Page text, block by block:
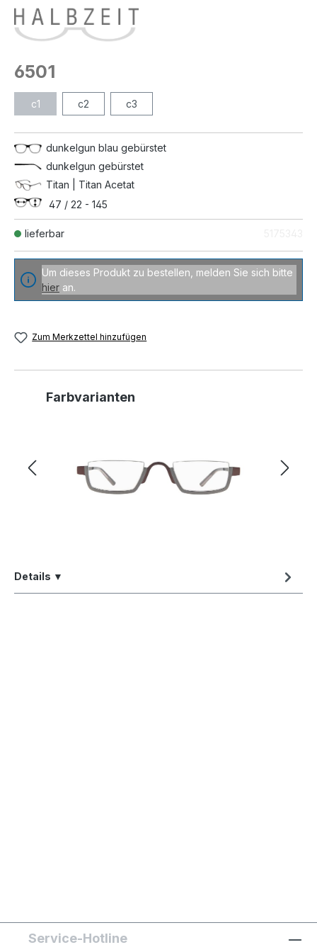
lieferbar
6501
c1 c2 c3
dunkelgun blau gebürstet
dunkelgun gebürstet
Titan | Titan Acetat
47 / 22 - 145
Um dieses Produkt zu bestellen, melden Sie sich bitte
hier an.
Zum Merkzettel hinzufügen
Produktgalerie überspringen
Farbvarianten
Details ▼
Service-Hotline